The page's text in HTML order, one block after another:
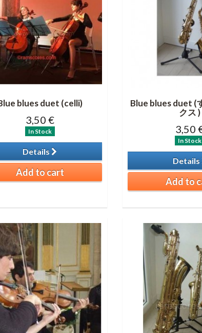
blues duet (celli)
3,50 €
In Stock
Details
Add to cart
Blue blues duet (
クス )
3,50
In Stock
Details
Add to